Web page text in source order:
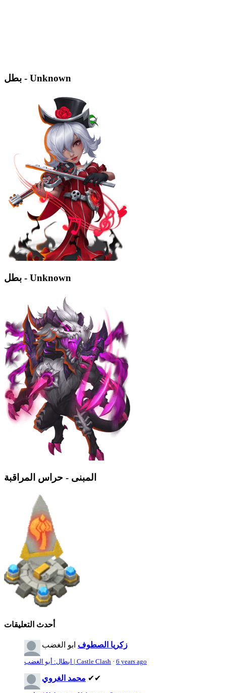
بطل - Unknown
بطل - Unknown
المبنى - حراس المراقبة
أحدث التعليقات
زكريا الصطوف ابو الغضب
ابطال: أبو الغضب | Castle Clash · 6 years ago
محمد الغروي ✔✔